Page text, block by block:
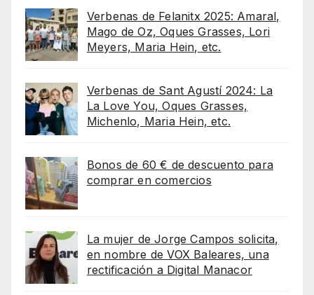
Verbenas de Felanitx 2025: Amaral,
Mago de Oz, Oques Grasses, Lori
Meyers, Maria Hein, etc.
Verbenas de Sant Agustí 2024: La
La Love You, Oques Grasses,
Michenlo, Maria Hein, etc.
Bonos de 60 € de descuento para
comprar en comercios
La mujer de Jorge Campos solicita,
en nombre de VOX Baleares, una
rectificación a Digital Manacor